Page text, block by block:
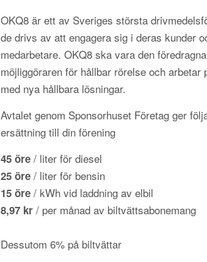
OKQ8 är ett av Sveriges största
de drivs av att engagera sig i deras kunder
medarbetare. OKQ8 ska vara den föredragna
möjliggöraren för hållbar rörelse och arbetar
med nya hållbara lösningar.
Avtalet genom Sponsorhuset Företag ger
ersättning till din förening
45 öre / liter för diesel
25 öre / liter för bensin
15 öre / kWh vid laddning av elbil
8,97 kr / per månad av biltvättsabonemang
Dessutom 6% på biltvättar